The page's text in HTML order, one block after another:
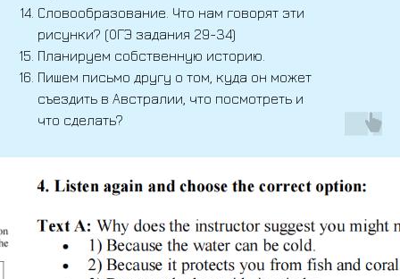
Словообразование. Что нам говорят эти
рисунки? (ОГЭ задания 29-34)
Планируем собственную историю.
Пишем письмо другу о том, куда он может
съездить в Австралии, что посмотреть и
что сделать?